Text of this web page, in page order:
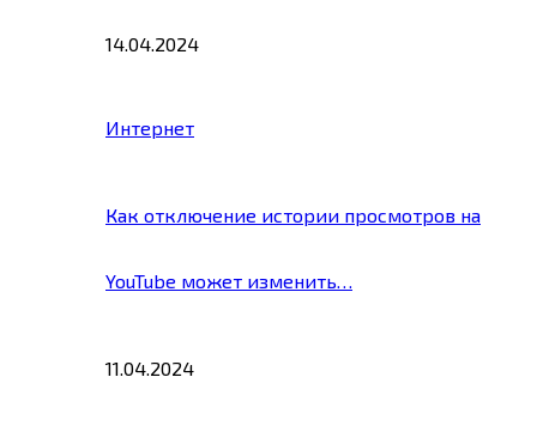
14.04.2024
Интернет
Как отключение истории просмотров на
YouTube может изменить…
11.04.2024